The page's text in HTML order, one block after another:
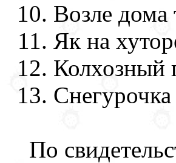
Возле дома
Як на
Колхозный
Снегурочка
По